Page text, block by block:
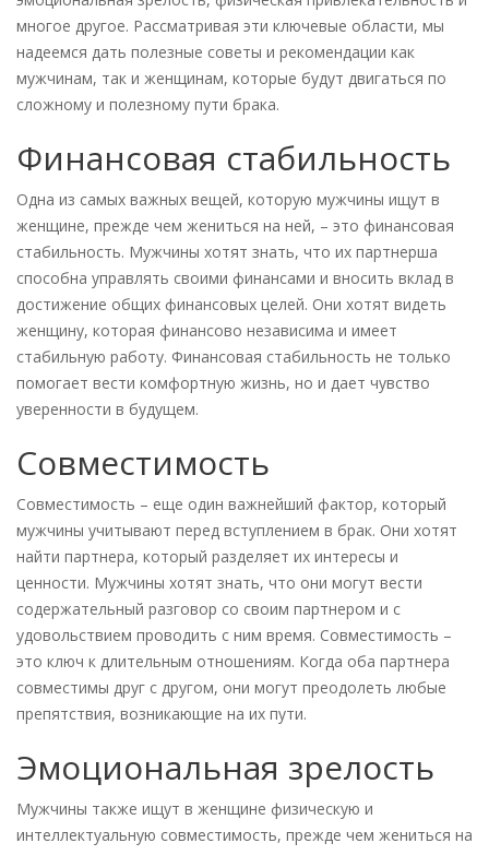
многое другое. Рассматривая эти ключевые области, мы
надеемся дать полезные советы и рекомендации как
мужчинам, так и женщинам, которые будут двигаться по
сложному и полезному пути брака.
Финансовая стабильность
Одна из самых важных вещей, которую мужчины ищут в
женщине, прежде чем жениться на ней, – это финансовая
стабильность. Мужчины хотят знать, что их партнерша
способна управлять своими финансами и вносить вклад в
достижение общих финансовых целей. Они хотят видеть
женщину, которая финансово независима и имеет
стабильную работу. Финансовая стабильность не только
помогает вести комфортную жизнь, но и дает чувство
уверенности в будущем.
Совместимость
Совместимость – еще один важнейший фактор, который
мужчины учитывают перед вступлением в брак. Они хотят
найти партнера, который разделяет их интересы и
ценности. Мужчины хотят знать, что они могут вести
содержательный разговор со своим партнером и с
удовольствием проводить с ним время. Совместимость –
это ключ к длительным отношениям. Когда оба партнера
совместимы друг с другом, они могут преодолеть любые
препятствия, возникающие на их пути.
Эмоциональная зрелость
Мужчины также ищут в женщине физическую и
интеллектуальную совместимость, прежде чем жениться на